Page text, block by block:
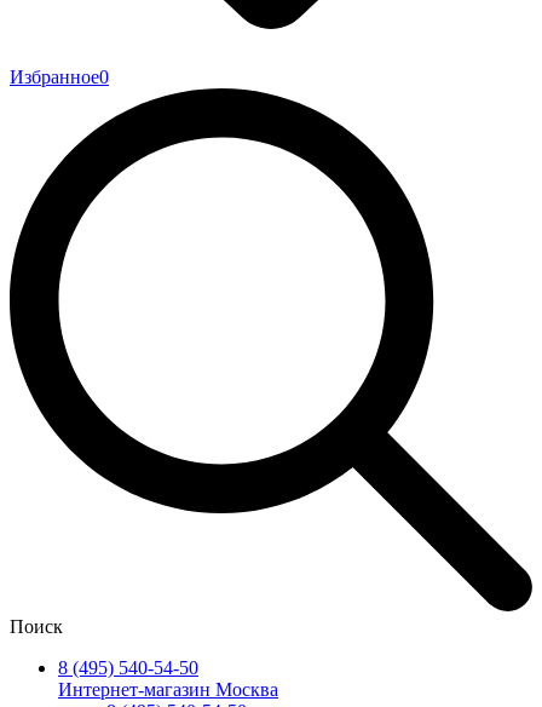
Избранное0
Поиск
8 (495) 540-54-50
Интернет-магазин Москва